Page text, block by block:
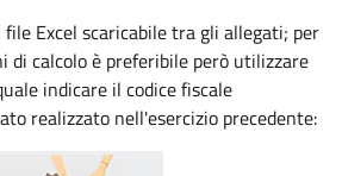
Excel scaricabile tra gli allegati; per
di calcolo è preferibile però utilizzare
indicare il codice fiscale
realizzato nell'esercizio precedente: